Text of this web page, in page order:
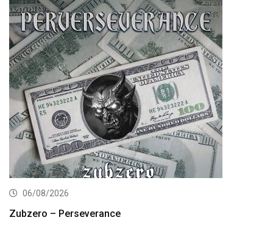
06/08/2026
Zubzero – Perseverance